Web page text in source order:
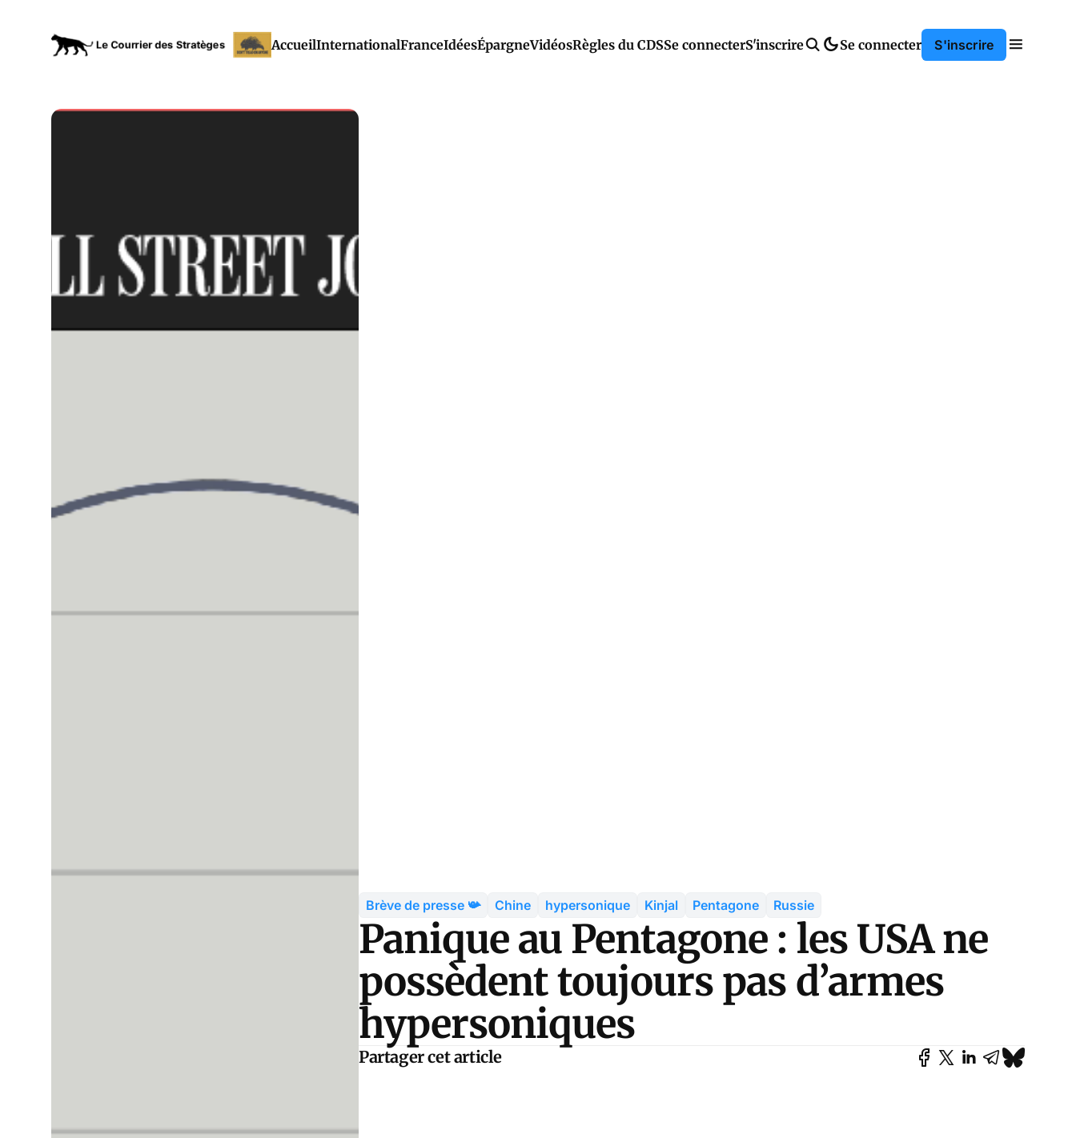
AccueilInternationalFranceIdéesÉpargneVidéosRègles du CDSSe connecterS'inscrire Se connecter S'inscrire
Brève de presse 📯 Chine hypersonique Kinjal Pentagone Russie
Panique au Pentagone : les USA ne
possèdent toujours pas d’armes
hypersoniques
Partager cet article